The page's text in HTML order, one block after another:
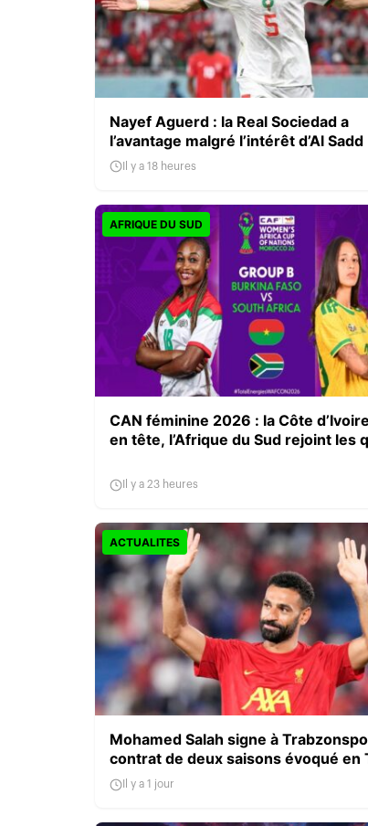
Nayef Aguerd : la Real Sociedad a
l’avantage malgré l’intérêt d’Al Sadd
Il y a 18 heures
AFRIQUE DU SUD
CAN féminine 2026 : la Côte
en tête, l’Afrique du Sud rejoint les
Il y a 23 heures
ACTUALITES
Mohamed Salah signe à
contrat de deux saisons évoqué en
Il y a 1 jour